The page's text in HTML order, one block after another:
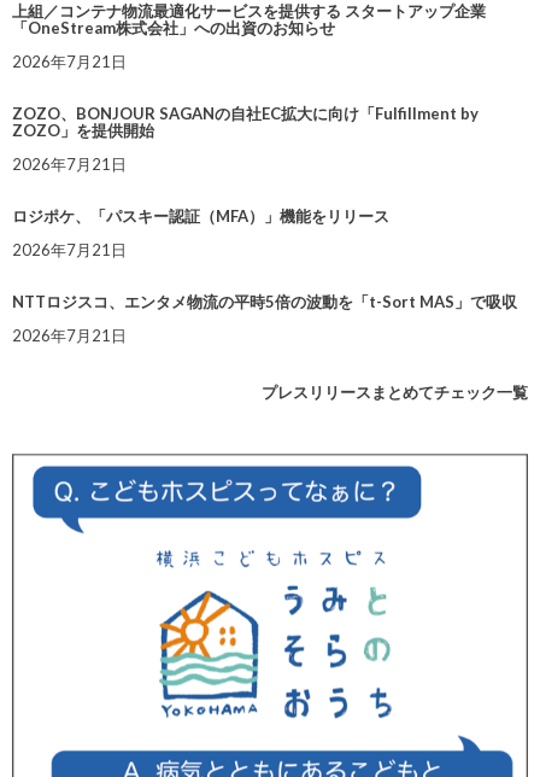
上組／コンテナ物流最適化サービスを提供する スタートアップ企業
「OneStream株式会社」への出資のお知らせ
2026年7月21日
ZOZO、BONJOUR SAGANの自社EC拡大に向け「Fulfillment by
ZOZO」を提供開始
2026年7月21日
ロジポケ、「パスキー認証（MFA）」機能をリリース
2026年7月21日
NTTロジスコ、エンタメ物流の平時5倍の波動を「t-Sort MAS」で吸収
2026年7月21日
プレスリリースまとめてチェック一覧